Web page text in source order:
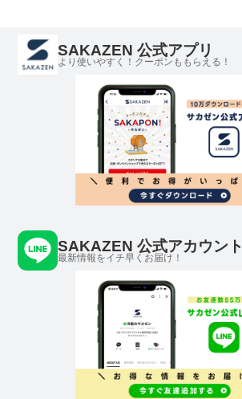
SAKAZEN 公式アプリ
より使いやすく！クーポンももらえる！
SAKAZEN 公式アカウント
最新情報をイチ早くお届け！